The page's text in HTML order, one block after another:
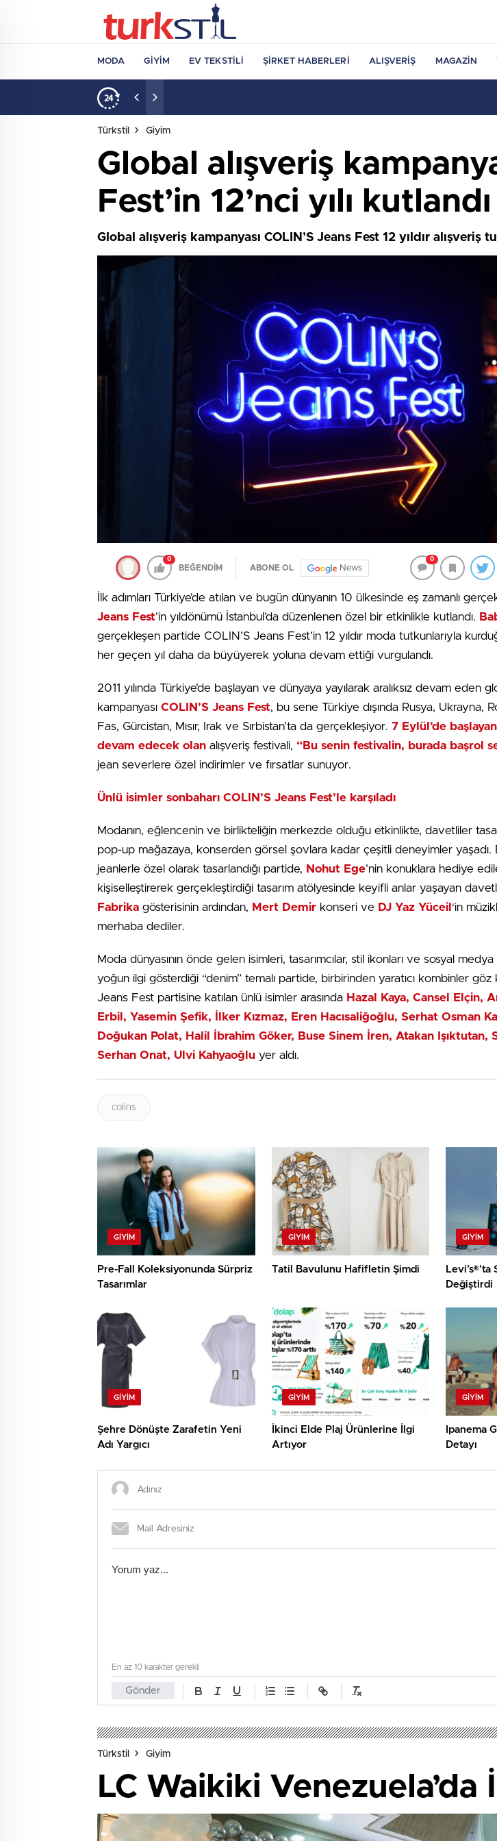
MODA GIYIM EV TEKSTILI ŞIRKET HABERLERI ALIŞVERIŞ MAGAZIN
Türkstil Giyim
Global alışveriş
Fest’in 12’nci yılı kutlandı
Global alışveriş kampanyası COLIN’S Jeans Fest 12 yıldır alışveriş
0
BEĞENDİM ABONE OL News
0
İlk adımları Türkiye’de atılan ve bugün dünyanın 10 ülkesinde eş zamanlı
Jeans Fest’in yıldönümü İstanbul’da düzenlenen özel bir etkinlikle kutlandı.
gerçekleşen partide COLIN’S Jeans Fest’in 12 yıldır moda tutkunlarıyla
her geçen yıl daha da büyüyerek yoluna devam ettiği vurgulandı.
2011 yılında Türkiye’de başlayan ve dünyaya yayılarak aralıksız devam eden
kampanyası COLIN’S Jeans Fest, bu sene Türkiye dışında Rusya, Ukrayna,
Fas, Gürcistan, Mısır, Irak ve Sırbistan’ta da gerçekleşiyor. 7 Eylül’de
devam edecek olan alışveriş festivali, “Bu senin festivalin, burada başrol
jean severlere özel indirimler ve fırsatlar sunuyor.
Ünlü isimler sonbaharı COLIN’S Jeans Fest’le karşıladı
Modanın, eğlencenin ve birlikteliğin merkezde olduğu etkinlikte, davetliler
pop-up mağazaya, konserden görsel şovlara kadar çeşitli deneyimler yaşadı.
jeanlerle özel olarak tasarlandığı partide, Nohut Ege’nin konuklara hediye
kişiselleştirerek gerçekleştirdiği tasarım atölyesinde keyifli anlar yaşayan
Fabrika gösterisinin ardından, Mert Demir konseri ve DJ Yaz Yüceil ‘in
merhaba dediler.
Moda dünyasının önde gelen isimleri, tasarımcılar, stil ikonları ve sosyal
yoğun ilgi gösterdiği “denim” temalı partide, birbirinden yaratıcı kombinler göz
Jeans Fest partisine katılan ünlü isimler arasında Hazal Kaya, Cansel Elçin,
Erbil, Yasemin Şefik, İlker Kızmaz, Eren Hacısaliğoğlu, Serhat Osman
Doğukan Polat, Halil İbrahim Göker, Buse Sinem İren, Atakan Işıktutan,
Serhan Onat, Ulvi Kahyaoğlu yer aldı.
colins
GIYIM
Pre-Fall Koleksiyonunda Sürpriz
Tasarımlar
GIYIM
Tatil Bavulunu Hafifletin Şimdi
GIYIM
Değiştirdi
GIYIM
Şehre Dönüşte Zarafetin Yeni
Adı Yargıcı
GIYIM
İkinci Elde Plaj Ürünlerine İlgi
Artıyor
GIYIM
Ipanema
Detayı
Gönder
En az 10 karakter gerekli
Türkstil Giyim
LC Waikiki Venezuela’da